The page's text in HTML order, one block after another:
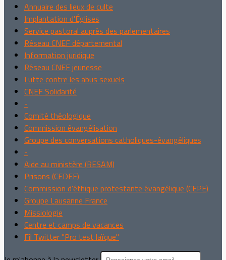
Annuaire des lieux de culte
Implantation d'Églises
Service pastoral auprès des parlementaires
Réseau CNEF départemental
Information juridique
Réseau CNEF jeunesse
Lutte contre les abus sexuels
CNEF Solidarité
-
Comité théologique
Commission évangélisation
Groupe des conversations catholiques-évangéliques
-
Aide au ministère (RESAM)
Prisons (CEDEF)
Commission d'éthique protestante évangélique (CEPE)
Groupe Lausanne France
Missiologie
Centre et camps de vacances
Fil Twitter "Pro test laïque"